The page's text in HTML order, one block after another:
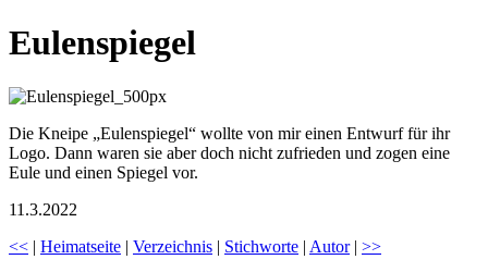
Eulenspiegel
Die Kneipe „Eulenspiegel“ wollte von mir einen Entwurf für ihr
Logo. Dann waren sie aber doch nicht zufrieden und zogen eine
Eule und einen Spiegel vor.
11.3.2022
<< | Heimatseite | Verzeichnis | Stichworte | Autor| >>